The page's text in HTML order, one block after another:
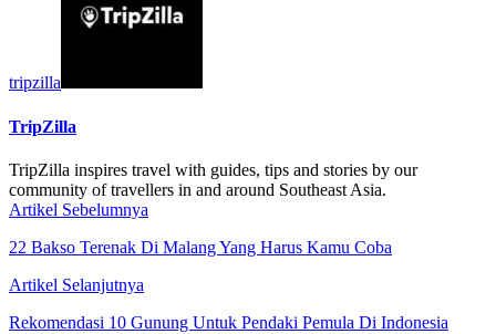
tripzilla
TripZilla
TripZilla inspires travel with guides, tips and stories by our
community of travellers in and around Southeast Asia.
Artikel Sebelumnya
22 Bakso Terenak Di Malang Yang Harus Kamu Coba
Artikel Selanjutnya
Rekomendasi 10 Gunung Untuk Pendaki Pemula Di Indonesia